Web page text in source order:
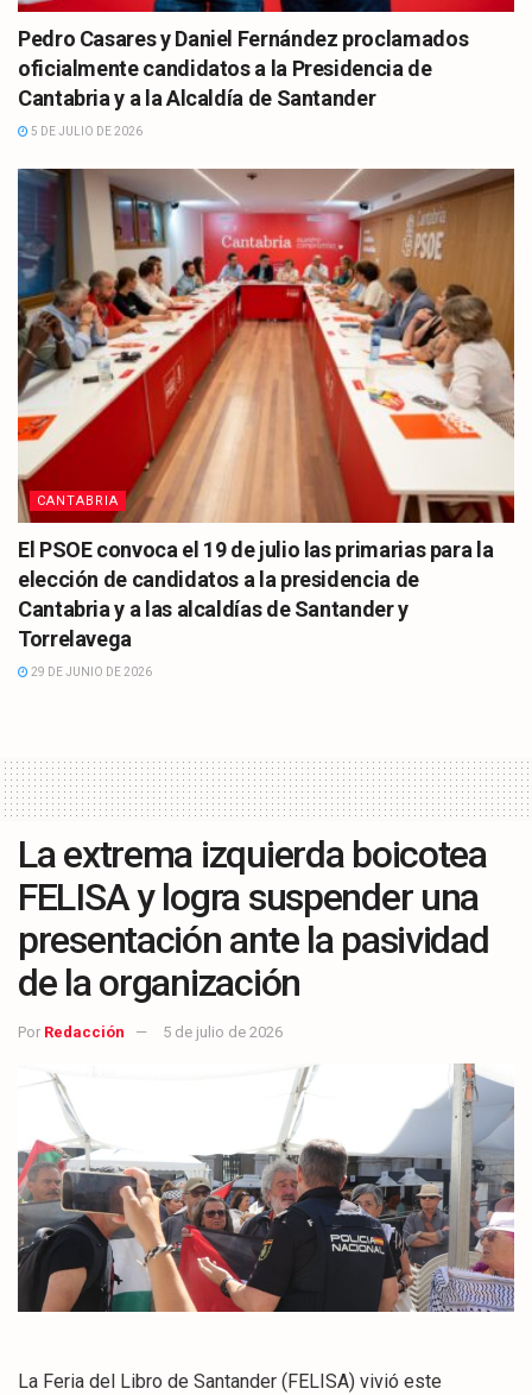
Pedro Casares y Daniel Fernández proclamados
oficialmente candidatos a la Presidencia de
Cantabria y a la Alcaldía de Santander
5 DE JULIO DE 2026
CANTABRIA
El PSOE convoca el 19 de julio las primarias para la
elección de candidatos a la presidencia de
Cantabria y a las alcaldías de Santander y
Torrelavega
29 DE JUNIO DE 2026
La extrema izquierda boicotea
FELISA y logra suspender una
presentación ante la pasividad
de la organización
Por Redacción 5 de julio de 2026
La Feria del Libro de Santander (FELISA) vivió este